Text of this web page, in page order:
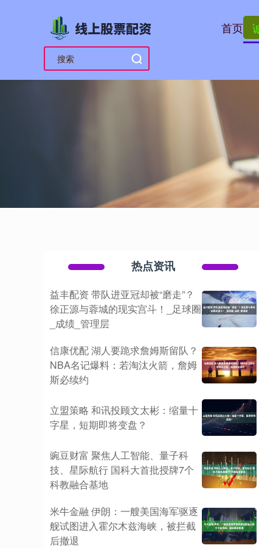
首页
热点资讯
益丰配资 带队进亚冠却被“磨走”？
徐正源与蓉城的现实宫斗！_足球圈
_成绩_管理层
信康优配 湖人要跪求詹姆斯留队？
NBA名记爆料：若淘汰火箭，詹姆
斯必续约
立盟策略 和讯投顾文太彬：缩量十
字星，短期即将变盘？
豌豆财富 聚焦人工智能、量子科
技、星际航行 国科大首批授牌7个
科教融合基地
米牛金融 伊朗：一艘美国海军驱逐
舰试图进入霍尔木兹海峡，被拦截
后撤退